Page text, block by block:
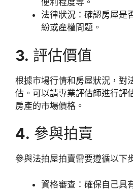
便利程度等。
法律狀況：確認房屋是
紛或產權問題。
3. 評估價值
根據市場行情和房屋狀況，對
估。可以請專業評估師進行評
房產的市場價格。
4. 參與拍賣
參與法拍屋拍賣需要遵循以下
資格審查：確保自己具